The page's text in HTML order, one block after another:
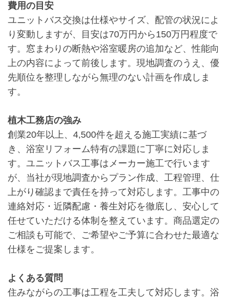
費用の目安
ユニットバス交換は仕様やサイズ、配管の状況によ
り変動しますが、目安は70万円から150万円程度で
す。窓まわりの断熱や浴室暖房の追加など、性能向
上の内容によって前後します。現地調査のうえ、優
先順位を整理しながら無理のない計画を作成しま
す。
植木工務店の強み
創業20年以上、4,500件を超える施工実績に基づ
き、浴室リフォーム特有の課題に丁寧に対応しま
す。ユニットバス工事はメーカー施工で行います
が、当社が現地調査からプラン作成、工程管理、仕
上がり確認まで責任を持って対応します。工事中の
連絡対応・近隣配慮・養生対応を徹底し、安心して
任せていただける体制を整えています。商品選定の
ご相談も可能で、ご希望やご予算に合わせた最適な
仕様をご提案します。
よくある質問
住みながらの工事は工程を工夫して対応します。浴